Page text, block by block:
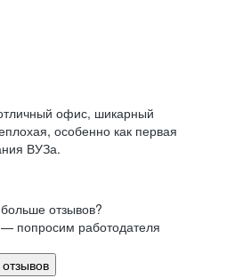
офис, шикарный
особенно как первая
ВУЗа.
отзывов?
попросим работодателя